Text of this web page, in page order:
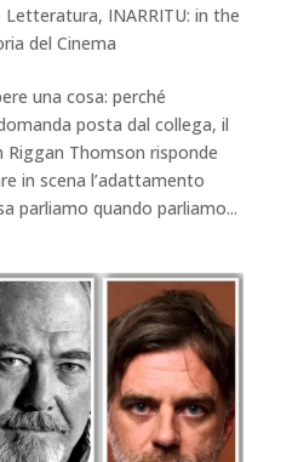
Letteratura, INARRITU: in the
del Cinema
una cosa: perché
posta dal collega, il
Thomson risponde
in scena l’adattamento
parliamo quando parliamo...